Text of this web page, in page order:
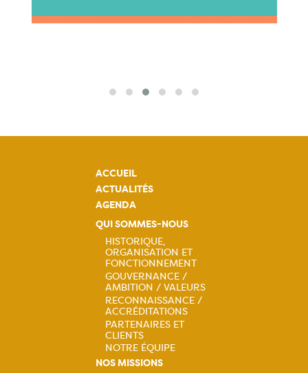
ACCUEIL
ACTUALITÉS
AGENDA
QUI SOMMES-NOUS
Navigation
principale
HISTORIQUE,
ORGANISATION ET
FONCTIONNEMENT
GOUVERNANCE /
AMBITION / VALEURS
RECONNAISSANCE /
ACCRÉDITATIONS
PARTENAIRES ET
CLIENTS
NOTRE ÉQUIPE
NOS MISSIONS